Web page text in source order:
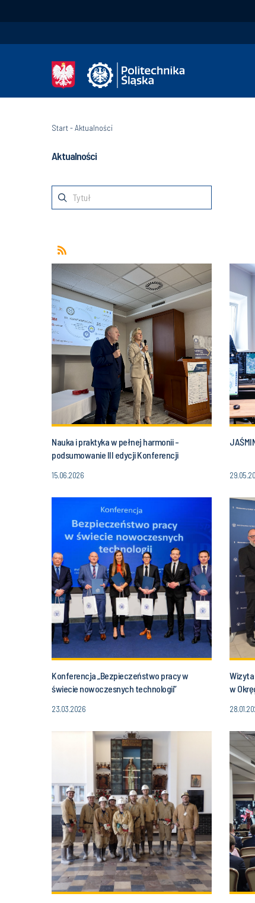
Start-Aktualności
Aktualności
Nauka i praktyka w pełnej harmonii -
podsumowanie III edycji Konferencji
15.06.2026
Konferencja „Bezpieczeństwo pracy w
świecie nowoczesnych technologii”
23.03.2026
w